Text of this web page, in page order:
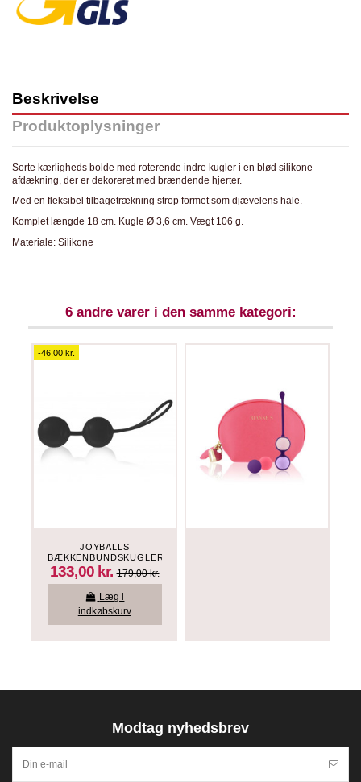
Beskrivelse
Produktoplysninger
Sorte kærligheds bolde med roterende indre kugler i en blød silikone
afdækning, der er dekoreret med brændende hjerter.
Med en fleksibel tilbagetrækning strop formet som djævelens hale.
Komplet længde 18 cm. Kugle Ø 3,6 cm. Vægt 106 g.
Materiale: Silikone
6 andre varer i den samme kategori:
-46,00 kr.
JOYBALLS
BÆKKENBUNDSKUGLER
- SORT
133,00 kr.179,00 kr.
Læg i
indkøbskurv
Modtag nyhedsbrev